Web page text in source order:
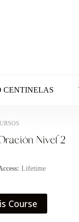
CENTINELAS
Nivel 2
Lifetime
Course